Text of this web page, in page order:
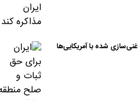
شده با آمریکایی‌ها